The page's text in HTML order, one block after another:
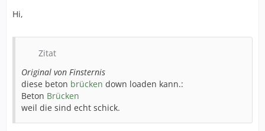
Hi,
Zitat
Original von Finsternis
diese beton brücken down loaden kann.:
Beton Brücken
weil die sind echt schick.